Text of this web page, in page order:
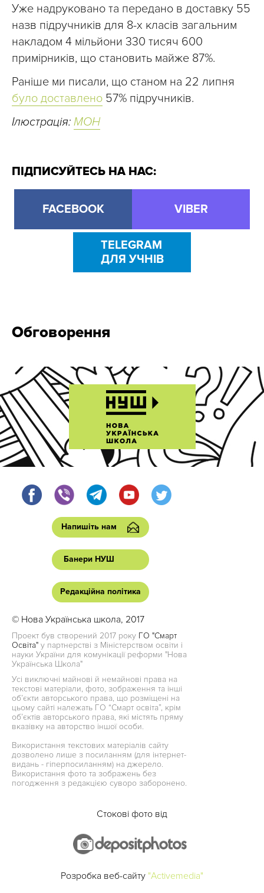
Уже надруковано та передано в доставку 55
назв підручників для 8-х класів загальним
накладом 4 мільйони 330 тисяч 600
примірників, що становить майже 87%.
Раніше ми писали, що станом на 22 липня
було доставлено 57% підручників.
Ілюстрація: МОН
ПІДПИСУЙТЕСЬ НА НАС:
FACEBOOK VIBER
TELEGRAM
ДЛЯ УЧНІВ
Обговорення
Напишіть нам
Банери НУШ
Редакційна політика
© Нова Українська школа, 2017
Проект був створений 2017 року ГО "Смарт
Освіта" у партнерстві з Міністерством освіти і
науки України для комунікації реформи "Нова
Українська Школа"
Усі виключні майнові й немайнові права на
текстові матеріали, фото, зображення та інші
об’єкти авторського права, що розміщені на
цьому сайті належать ГО “Смарт освіта”, крім
об’єктів авторського права, які містять пряму
вказівку на авторство іншої особи.
Використання текстових матеріалів сайту
дозволено лише з посиланням (для інтернет-
видань - гіперпосиланням) на джерело.
Використання фото та зображень без
погодження з редакцією суворо заборонено.
Стокові фото від
Розробка веб-сайту "Activemedia"